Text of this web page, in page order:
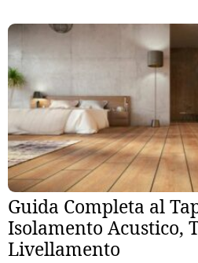
Guida Completa al
Isolamento Acustico,
Livellamento